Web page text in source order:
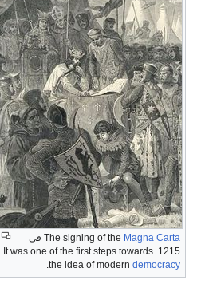
The signing of the Magna Carta
في
1215. It was one of the first steps towards
the idea of modern democracy